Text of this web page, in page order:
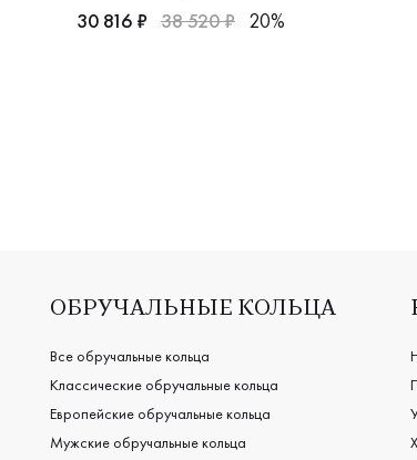
Женские, мужские, парные, красное
30 816 ₽ 38 520 ₽ 20%
ОБРУЧАЛЬНЫЕ КОЛЬЦА
Все обручальные кольца
Классические обручальные кольца
Европейские обручальные кольца
Мужские обручальные кольца